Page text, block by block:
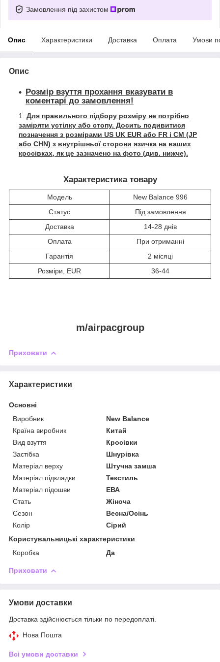
Замовлення під захистом
Опис Характеристики Доставка Оплата Умови
Опис
Розмір взуття прохання вказувати в
коментарі до замовлення!
Для правильного підбору розміру не потрібно
заміряти устілку або стопу. Досить подивитися
позначення з розмірами US UK EUR або FR і СМ (JP
або CHN) з внутрішньої сторони язичка на ваших
кросівках, як це зазначено на фото (див. нижче).
Характеристика товару
Модель
New Balance 996
Статус
Під замовлення
Доставка
14-28 днів
Оплата
При отриманні
Гарантія
2 місяці
Розміри, EUR
36-44
m/airpacgroup
Приховати
Характеристики
Основні
Виробник
New Balance
Країна виробник
Китай
Вид взуття
Кросівки
Застібка
Шнурівка
Матеріал верху
Штучна замша
Матеріал підкладки
Текстиль
Матеріал підошви
ЕВА
Стать
Жіноча
Сезон
Весна/Осінь
Колір
Сірий
Користувальницькі характеристики
Коробка
Да
Приховати
Умови доставки
Доставка здійснюється тільки по передоплаті.
Нова Пошта
Всі умови доставки